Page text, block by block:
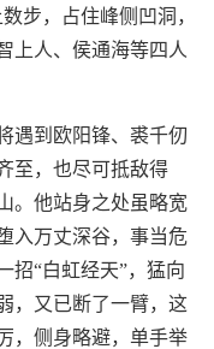
步，占住峰侧凹洞，
上人、侯通海等四人
遇到欧阳锋、裘千仞
至，也尽可抵敌得
。他站身之处虽略宽
入万丈深谷，事当危
招“白虹经天”，猛向
，又已断了一臂，这
，侧身略避，单手举